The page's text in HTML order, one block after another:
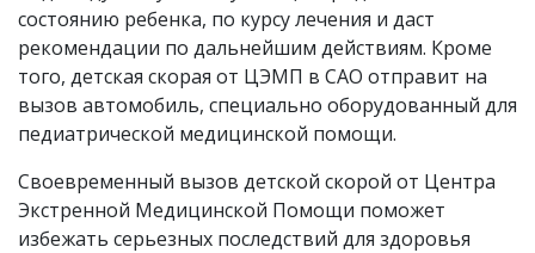
состоянию ребенка, по курсу лечения и даст
рекомендации по дальнейшим действиям. Кроме
того, детская скорая от ЦЭМП в САО отправит на
вызов автомобиль, специально оборудованный для
педиатрической медицинской помощи.
Своевременный вызов детской скорой от Центра
Экстренной Медицинской Помощи поможет
избежать серьезных последствий для здоровья